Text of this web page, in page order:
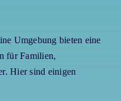
Umgebung bieten eine
für Familien,
Hier sind einigen